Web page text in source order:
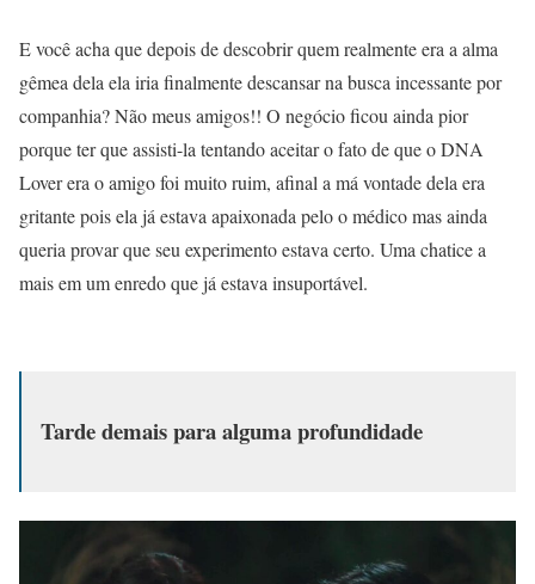
E você acha que depois de descobrir quem realmente era a alma
gêmea dela ela iria finalmente descansar na busca incessante por
companhia? Não meus amigos!! O negócio ficou ainda pior
porque ter que assisti-la tentando aceitar o fato de que o DNA
Lover era o amigo foi muito ruim, afinal a má vontade dela era
gritante pois ela já estava apaixonada pelo o médico mas ainda
queria provar que seu experimento estava certo. Uma chatice a
mais em um enredo que já estava insuportável.
Tarde demais para alguma profundidade